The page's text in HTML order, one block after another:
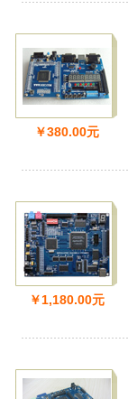
￥380.00元
￥1,180.00元